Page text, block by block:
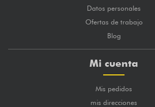
Datos personales
Ofertas de trabajo
Blog
Mi cuenta
Mis pedidos
mis direcciones